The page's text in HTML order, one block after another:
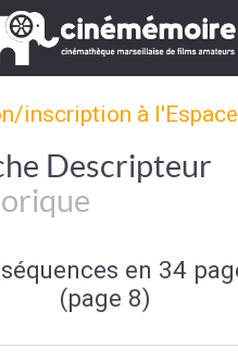
inscription à
Descripteur
en 34
(page 8)